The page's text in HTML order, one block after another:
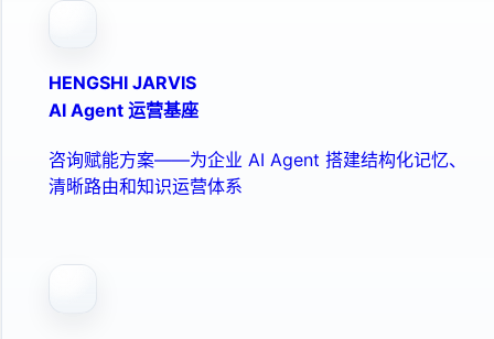
HENGSHI JARVIS
AI Agent 运营基座
咨询赋能方案——为企业 AI Agent 搭建结构化记忆、
清晰路由和知识运营体系